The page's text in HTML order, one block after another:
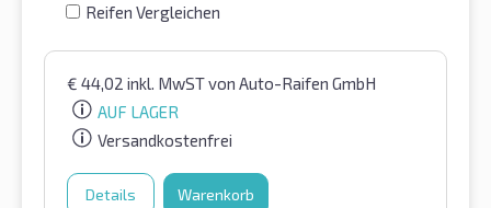
Reifen Vergleichen
€ 44,02 inkl. MwSTvon Auto-Raifen GmbH
AUF LAGER
Versandkostenfrei
Details Warenkorb